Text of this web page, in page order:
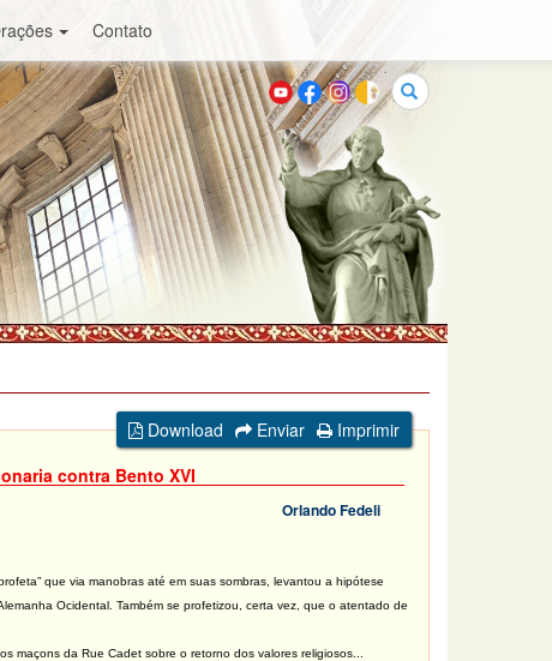
Contato
Buscar
Download Enviar
Imprimir
contra Bento XVI
Orlando Fedeli
que via manobras até em suas sombras, levantou a hipótese
Ocidental. Também se profetizou, certa vez, que o atentado de
maçons da Rue Cadet sobre o retorno dos valores religiosos...